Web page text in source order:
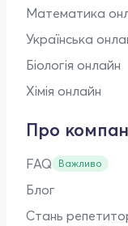
Математика
Українська
Біологія онлайн
Хімія онлайн
Про
FAQ Важливо
Блог
Стань